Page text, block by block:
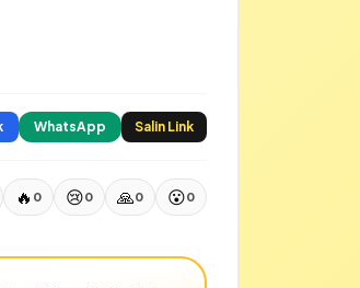
WhatsApp Salin Link
🔥 0 😢0 🙏0 😮0